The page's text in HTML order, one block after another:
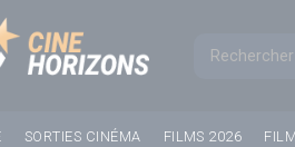
SORTIES CINÉMA FILMS 2026